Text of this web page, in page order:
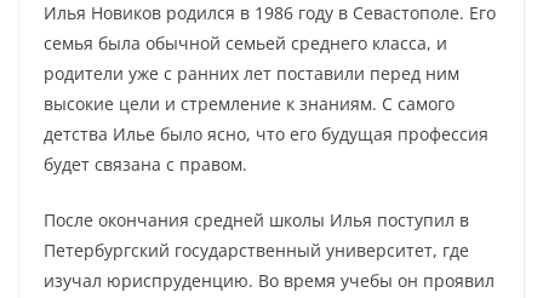
Илья Новиков родился в 1986 году в Севастополе. Его
семья была обычной семьей среднего класса, и
родители уже с ранних лет поставили перед ним
высокие цели и стремление к знаниям. С самого
детства Илье было ясно, что его будущая профессия
будет связана с правом.
После окончания средней школы Илья поступил в
Петербургский государственный университет, где
изучал юриспруденцию. Во время учебы он проявил